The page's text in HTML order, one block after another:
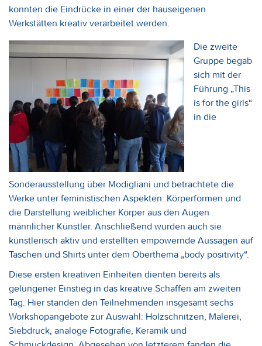
konnten die Eindrücke in einer der hauseigenen
Werkstätten kreativ verarbeitet werden.
Die zweite
Gruppe begab
sich mit der
Führung „This
is for the girls“
in die
Sonderausstellung über Modigliani und betrachtete die
Werke unter feministischen Aspekten: Körperformen und
die Darstellung weiblicher Körper aus den Augen
männlicher Künstler. Anschließend wurden auch sie
künstlerisch aktiv und erstellten empowernde Aussagen auf
Taschen und Shirts unter dem Oberthema „body positivity“.
Diese ersten kreativen Einheiten dienten bereits als
gelungener Einstieg in das kreative Schaffen am zweiten
Tag. Hier standen den Teilnehmenden insgesamt sechs
Workshopangebote zur Auswahl: Holzschnitzen, Malerei,
Siebdruck, analoge Fotografie, Keramik und